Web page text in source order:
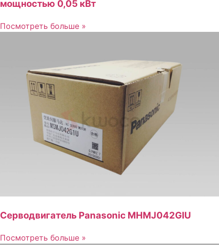
мощностью 0,05 кВт
Посмотреть больше »
Серводвигатель Panasonic MHMJ042GIU
Посмотреть больше »